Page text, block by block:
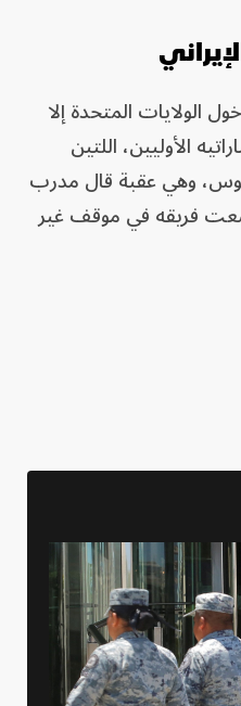
الولايات المتحدة إلا
الأوليين، اللتين
وهي عقبة قال مدرب
فريقه في موقف غير